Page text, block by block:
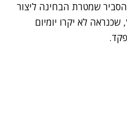
שמטרת הבחינה ליצור
שכנראה לא יקרו יומיום